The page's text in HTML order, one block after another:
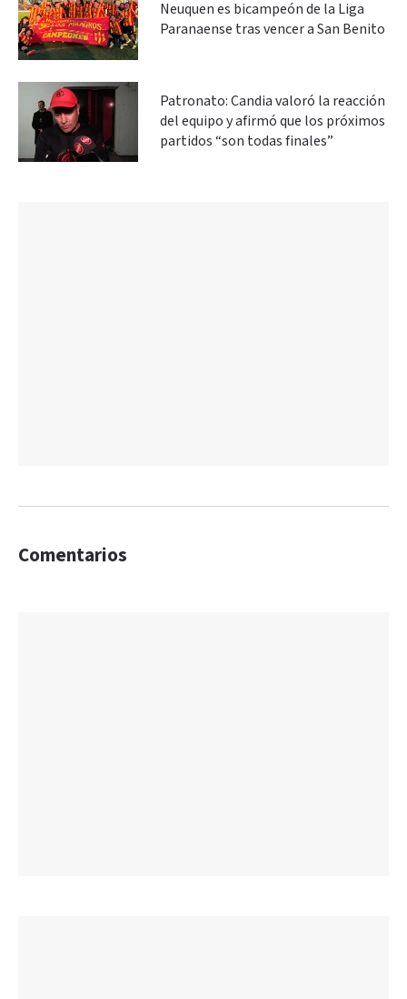
Neuquen es bicampeón de la Liga
Paranaense tras vencer a San Benito
Patronato: Candia valoró la reacción
del equipo y afirmó que los próximos
partidos “son todas finales”
Comentarios